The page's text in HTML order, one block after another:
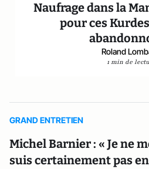
Naufrage dans la
pour ces
Roland
1 min de
GRAND ENTRETIEN
Michel Barnier : « Je ne
suis certainement pas